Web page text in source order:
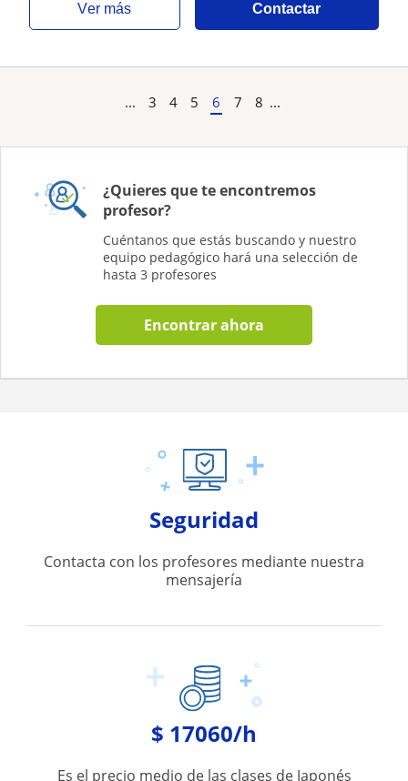
ver más Contactar
... 3 4 5 6 7 8 ...
¿Quieres que te encontremos
profesor?
Cuéntanos que estás buscando y nuestro
equipo pedagógico hará una selección de
hasta 3 profesores
Encontrar ahora
Seguridad
Contacta con los profesores mediante nuestra
mensajería
$ 17060/h
Es el precio medio de las clases de Japonés